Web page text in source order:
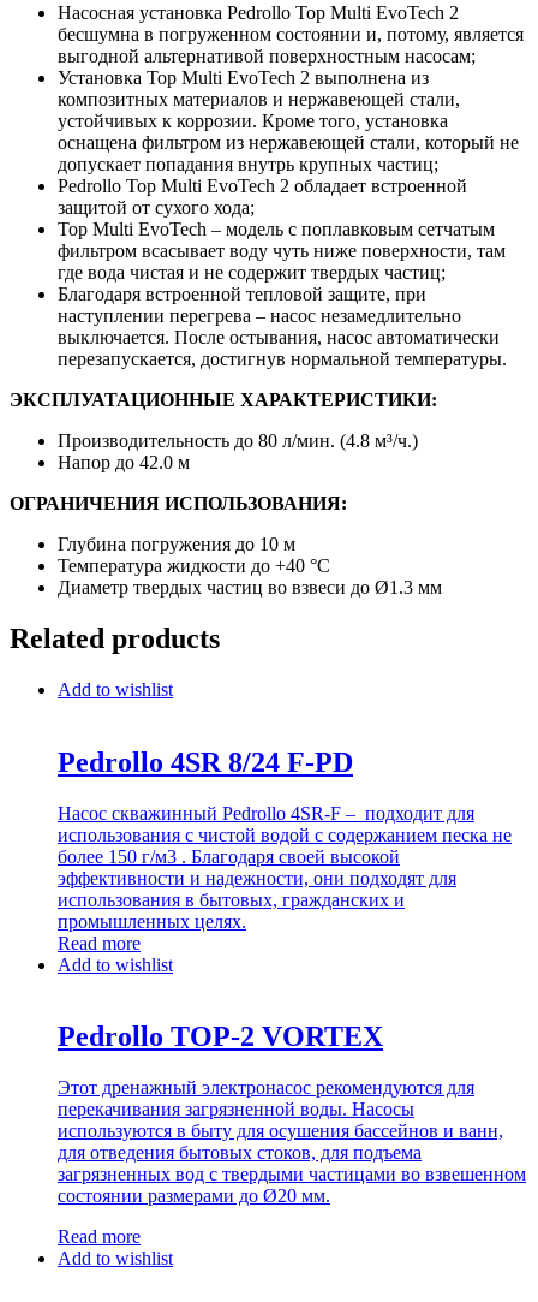
Насосная установка Pedrollo Top Multi EvoTech 2
бесшумна в погруженном состоянии и, потому, является
выгодной альтернативой поверхностным насосам;
Установка Top Multi EvoTech 2 выполнена из
композитных материалов и нержавеющей стали,
устойчивых к коррозии. Кроме того, установка
оснащена фильтром из нержавеющей стали, который не
допускает попадания внутрь крупных частиц;
Pedrollo Top Multi EvoTech 2 обладает встроенной
защитой от сухого хода;
Top Multi EvoTech – модель с поплавковым сетчатым
фильтром всасывает воду чуть ниже поверхности, там
где вода чистая и не содержит твердых частиц;
Благодаря встроенной тепловой защите, при
наступлении перегрева – насос незамедлительно
выключается. После остывания, насос автоматически
перезапускается, достигнув нормальной температуры.
ЭКСПЛУАТАЦИОННЫЕ ХАРАКТЕРИСТИКИ:
Производительность до 80 л/мин. (4.8 м³/ч.)
Напор до 42.0 м
ОГРАНИЧЕНИЯ ИСПОЛЬЗОВАНИЯ:
Глубина погружения до 10 м
Температура жидкости до +40 °C
Диаметр твердых частиц во взвеси до Ø1.3 мм
Related products
Add to wishlist
Pedrollo 4SR 8/24 F-PD
Насос скважинный Pedrollo 4SR-F – подходит для
использования с чистой водой с содержанием песка не
более 150 г/м3 . Благодаря своей высокой
эффективности и надежности, они подходят для
использования в бытовых, гражданских и
промышленных целях.
Read more
Add to wishlist
Pedrollo TOP-2 VORTEX
Этот дренажный электронасос рекомендуются для
перекачивания загрязненной воды. Насосы
используются в быту для осушения бассейнов и ванн,
для отведения бытовых стоков, для подъема
загрязненных вод с твердыми частицами во взвешенном
состоянии размерами до Ø20 мм.
Read more
Add to wishlist